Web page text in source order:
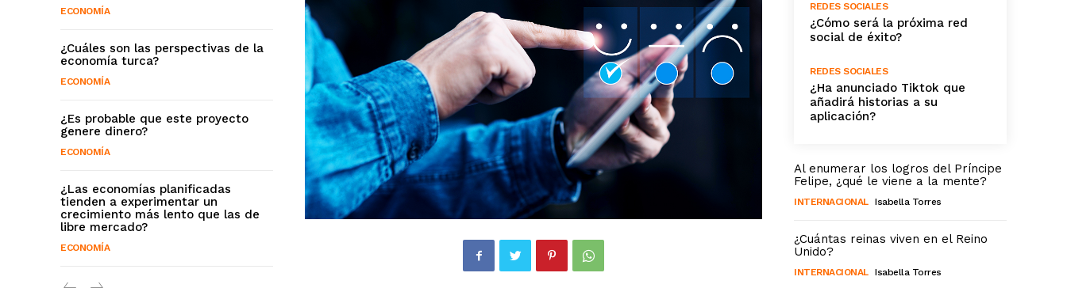
ECONOMÍA
¿Cuáles son las perspectivas de la
economía turca?
ECONOMÍA
¿Es probable que este proyecto
genere dinero?
ECONOMÍA
¿Las economías planificadas
tienden a experimentar un
crecimiento más lento que las de
libre mercado?
ECONOMÍA
REDES SOCIALES
¿Cómo será la próxima red
social de éxito?
REDES SOCIALES
¿Ha anunciado Tiktok que
añadirá historias a su
aplicación?
Al enumerar los logros del Príncipe
Felipe, ¿qué le viene a la mente?
INTERNACIONAL Isabella Torres
¿Cuántas reinas viven en el Reino
Unido?
INTERNACIONAL Isabella Torres